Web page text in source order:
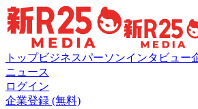
トップビジネスパーソンインタビュー
ニュース
ログイン
企業登録 (無料)